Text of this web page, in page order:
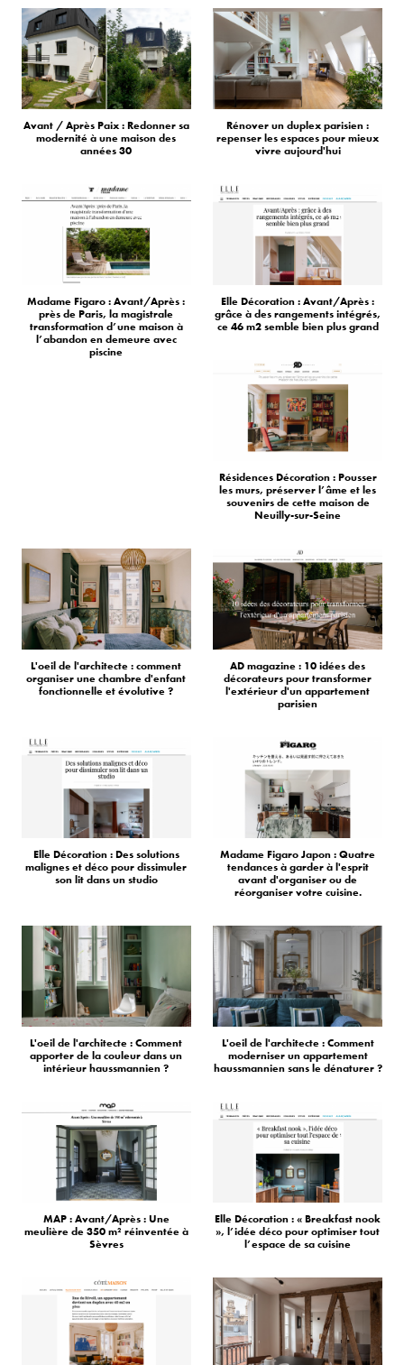
Avant / Après Paix : Redonner sa
modernité à une maison des
années 30
Rénover un duplex parisien :
repenser les espaces pour mieux
vivre aujourd'hui
Madame Figaro : Avant/Après :
près de Paris, la magistrale
transformation d’une maison à
l’abandon en demeure avec
piscine
Elle Décoration : Avant/Après :
grâce à des rangements intégrés,
ce 46 m2 semble bien plus grand
Résidences Décoration : Pousser
les murs, préserver l’âme et les
souvenirs de cette maison de
Neuilly-sur-Seine
L'oeil de l'architecte : comment
organiser une chambre d'enfant
fonctionnelle et évolutive ?
AD magazine : 10 idées des
décorateurs pour transformer
l'extérieur d'un appartement
parisien
Elle Décoration : Des solutions
malignes et déco pour dissimuler
son lit dans un studio
Madame Figaro Japon : Quatre
tendances à garder à l'esprit
avant d'organiser ou de
réorganiser votre cuisine.
L'oeil de l'architecte : Comment
apporter de la couleur dans un
intérieur haussmannien ?
L'oeil de l'architecte : Comment
moderniser un appartement
haussmannien sans le dénaturer ?
MAP : Avant/Après : Une
meulière de 350 m² réinventée à
Sèvres
Elle Décoration : « Breakfast nook
», l’idée déco pour optimiser tout
l’espace de sa cuisine